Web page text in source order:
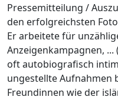
Pressemitteilung /
den erfolgreichsten
Er arbeitete für
Anzeigenkampagnen,
oft autobiografisch
ungestellte Aufnahmen
Freundinnen wie der